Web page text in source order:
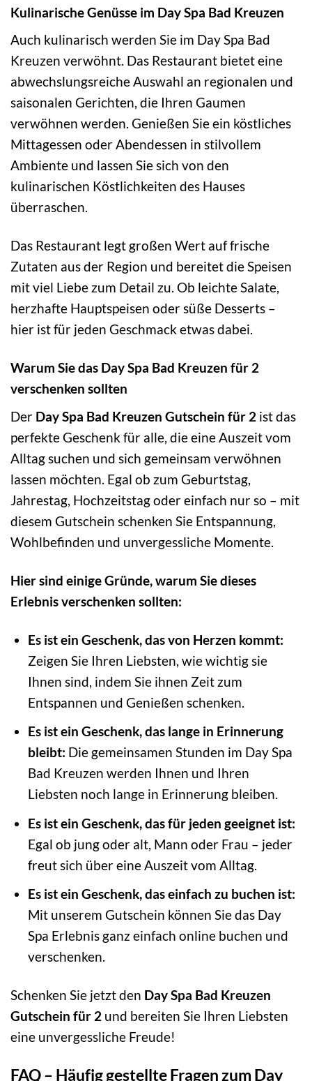
Kulinarische Genüsse im Day Spa Bad Kreuzen
Auch kulinarisch werden Sie im Day Spa Bad
Kreuzen verwöhnt. Das Restaurant bietet eine
abwechslungsreiche Auswahl an regionalen und
saisonalen Gerichten, die Ihren Gaumen
verwöhnen werden. Genießen Sie ein köstliches
Mittagessen oder Abendessen in stilvollem
Ambiente und lassen Sie sich von den
kulinarischen Köstlichkeiten des Hauses
überraschen.
Das Restaurant legt großen Wert auf frische
Zutaten aus der Region und bereitet die Speisen
mit viel Liebe zum Detail zu. Ob leichte Salate,
herzhafte Hauptspeisen oder süße Desserts –
hier ist für jeden Geschmack etwas dabei.
Warum Sie das Day Spa Bad Kreuzen für 2
verschenken sollten
Der Day Spa Bad Kreuzen Gutschein für 2 ist das
perfekte Geschenk für alle, die eine Auszeit vom
Alltag suchen und sich gemeinsam verwöhnen
lassen möchten. Egal ob zum Geburtstag,
Jahrestag, Hochzeitstag oder einfach nur so – mit
diesem Gutschein schenken Sie Entspannung,
Wohlbefinden und unvergessliche Momente.
Hier sind einige Gründe, warum Sie dieses
Erlebnis verschenken sollten:
Es ist ein Geschenk, das von Herzen kommt:
Zeigen Sie Ihren Liebsten, wie wichtig sie
Ihnen sind, indem Sie ihnen Zeit zum
Entspannen und Genießen schenken.
Es ist ein Geschenk, das lange in Erinnerung
bleibt: Die gemeinsamen Stunden im Day Spa
Bad Kreuzen werden Ihnen und Ihren
Liebsten noch lange in Erinnerung bleiben.
Es ist ein Geschenk, das für jeden geeignet ist:
Egal ob jung oder alt, Mann oder Frau – jeder
freut sich über eine Auszeit vom Alltag.
Es ist ein Geschenk, das einfach zu buchen ist:
Mit unserem Gutschein können Sie das Day
Spa Erlebnis ganz einfach online buchen und
verschenken.
Schenken Sie jetzt den Day Spa Bad Kreuzen
Gutschein für 2 und bereiten Sie Ihren Liebsten
eine unvergessliche Freude!
FAQ – Häufig gestellte Fragen zum Day